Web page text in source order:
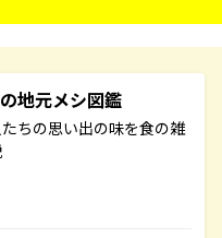
地元メシ図鑑
ちの思い出の味を食の雑